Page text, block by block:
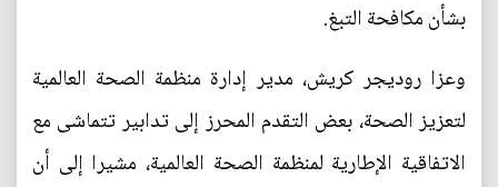
بشأن مكافحة التبغ.
وعزا روديجر كريش، مدير إدارة منظمة الصحة العالمية
لتعزيز الصحة، بعض التقدم المحرز إلى تدابير تتماشى مع
الاتفاقية الإطارية لمنظمة الصحة العالمية، مشيرا إلى أن